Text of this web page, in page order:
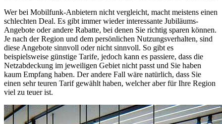
Wer bei Mobilfunk-Anbietern nicht vergleicht, macht meistens einen
schlechten Deal. Es gibt immer wieder interessante Jubiläums-
Angebote oder andere Rabatte, bei denen Sie richtig sparen können.
Je nach der Region und dem persönlichen Nutzungsverhalten, sind
diese Angebote sinnvoll oder nicht sinnvoll. So gibt es
beispielsweise günstige Tarife, jedoch kann es passiere, dass die
Netzabdeckung im jeweiligen Gebiet nicht passt und Sie haben
kaum Empfang haben. Der andere Fall wäre natürlich, dass Sie
einen sehr teuren Tarif gewählt haben, welcher aber für Ihre Region
viel zu teuer ist.